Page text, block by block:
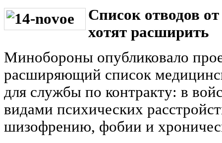
Список отводов
хотят расширить
Минобороны опубликовало
расширяющий список
для службы по контракту: в
видами психических
шизофрению, фобии и